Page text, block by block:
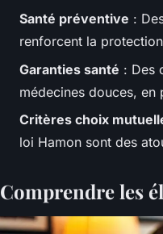
Santé préventive :
renforcent la
Garanties santé : Des
médecines douces, en
Critères choix
loi Hamon sont des
Comprendre les